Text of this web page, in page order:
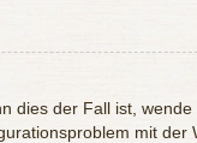
dies der Fall ist, wende
mit der